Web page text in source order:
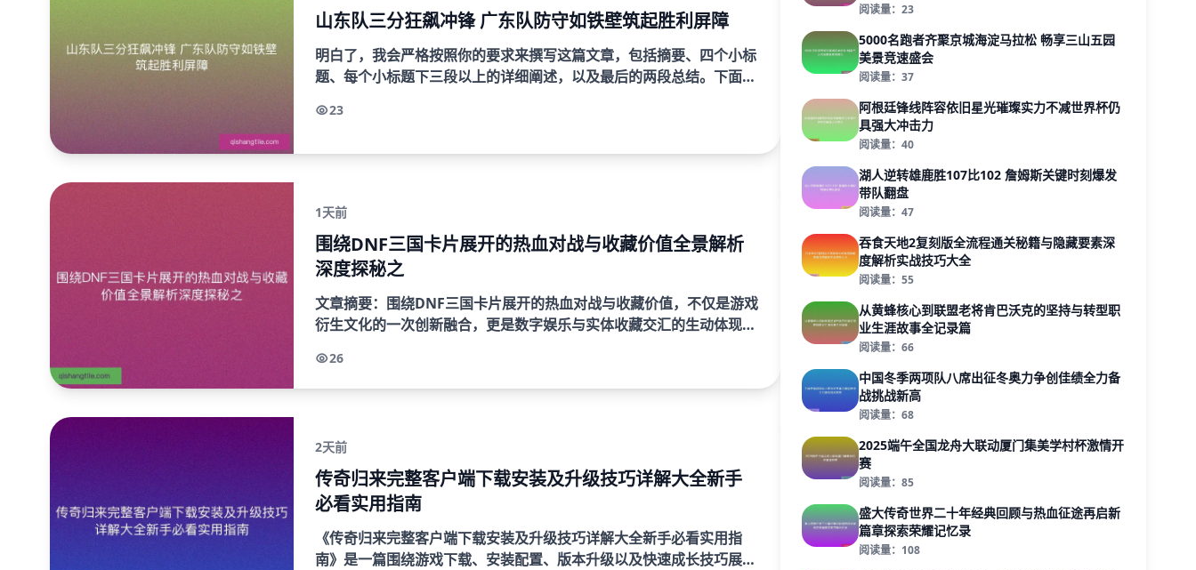
山东队三分狂飙冲锋 广东队防守如铁壁筑起胜利屏障
明白了，我会严格按照你的要求来撰写这篇文章，包括摘要、四个小标
题、每个小标题下三段以上的详细阐述，以及最后的两段总结。下面是
23
1天前
围绕DNF三国卡片展开的热血对战与收藏价值全景解析
深度探秘之
文章摘要：围绕DNF三国卡片展开的热血对战与收藏价值，不仅是游戏
衍生文化的一次创新融合，更是数字娱乐与实体收藏交汇的生动体现。
国历史人物...
26
2天前
传奇归来完整客户端下载安装及升级技巧详解大全新手
必看实用指南
《传奇归来完整客户端下载安装及升级技巧详解大全新手必看实用指
南》是一篇围绕游戏下载、安装配置、版本升级以及快速成长技巧展开
阅读量：23
5000名跑者齐聚京城海淀马拉松 畅享三山五园
美景竞速盛会
阅读量：37
阿根廷锋线阵容依旧星光璀璨实力不减世界杯仍
具强大冲击力
阅读量：40
湖人逆转雄鹿胜107比102 詹姆斯关键时刻爆发
带队翻盘
阅读量：47
吞食天地2复刻版全流程通关秘籍与隐藏要素深
度解析实战技巧大全
阅读量：55
从黄蜂核心到联盟老将肯巴沃克的坚持与转型职
业生涯故事全记录篇
阅读量：66
中国冬季两项队八席出征冬奥力争创佳绩全力备
战挑战新高
阅读量：68
2025端午全国龙舟大联动厦门集美学村杯激情开
赛
阅读量：85
盛大传奇世界二十年经典回顾与热血征途再启新
篇章探索荣耀记忆录
阅读量：108